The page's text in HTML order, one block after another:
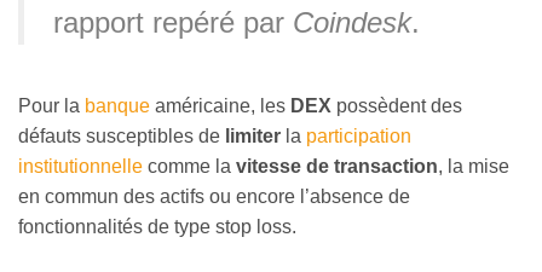
rapport repéré par Coindesk.
Pour la banque américaine, les DEX possèdent des
défauts susceptibles de limiter la participation
institutionnelle comme la vitesse de transaction, la mise
en commun des actifs ou encore l’absence de
fonctionnalités de type stop loss.